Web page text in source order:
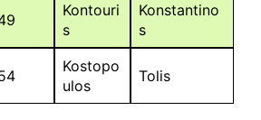
Kontouri
s
Konstantino
s
Kostopo
ulos
Tolis